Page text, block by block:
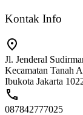
Kontak Info
Jl. Jenderal
Kecamatan Tanah
Ibukota Jakarta
087842777025